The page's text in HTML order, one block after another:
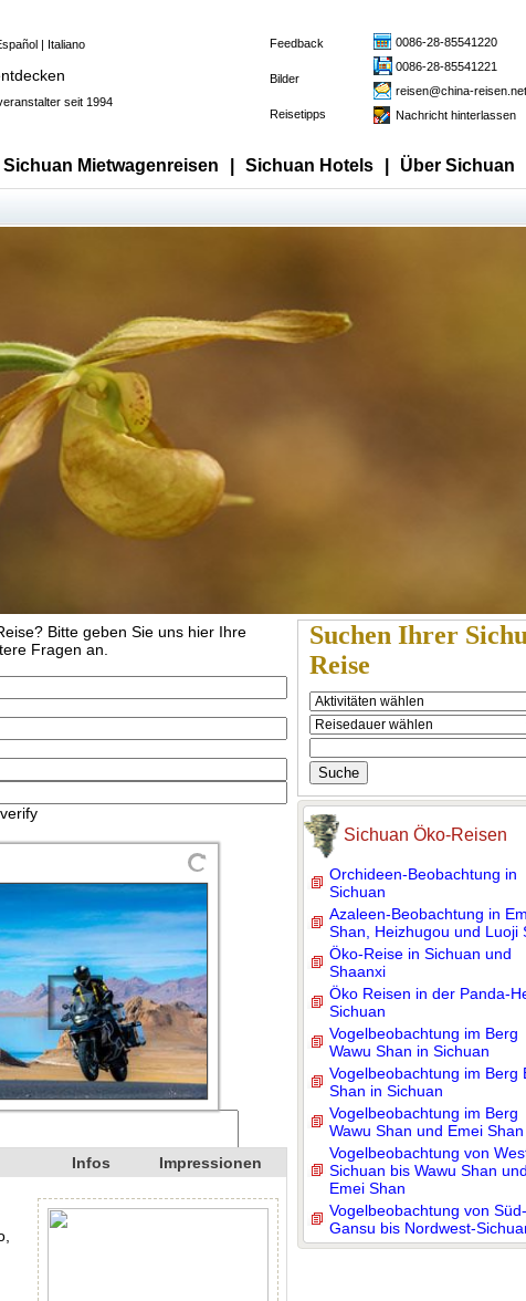
| Italiano
seit 1994
Feedback
Bilder
Reisetipps
0086-28-85541220
0086-28-85541221
reisen@china-reisen.net
Nachricht hinterlassen
Mietwagenreisen Sichuan Hotels Über Sichuan
Infos Impressionen
Suchen Ihrer
Reise
Sichuan Öko-Reisen
Orchideen-Beobachtung in
Sichuan
Azaleen-Beobachtung in
Shan, Heizhugou und Luoji
Öko-Reise in Sichuan und
Shaanxi
Öko Reisen in der Panda-
Sichuan
Vogelbeobachtung im Berg
Wawu Shan in Sichuan
Vogelbeobachtung im Berg
Shan in Sichuan
Vogelbeobachtung im Berg
Wawu Shan und Emei Shan
Vogelbeobachtung von
Sichuan bis Wawu Shan und
Emei Shan
Vogelbeobachtung von Süd-
Gansu bis Nordwest-